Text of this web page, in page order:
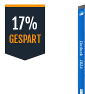
17%
GESPART